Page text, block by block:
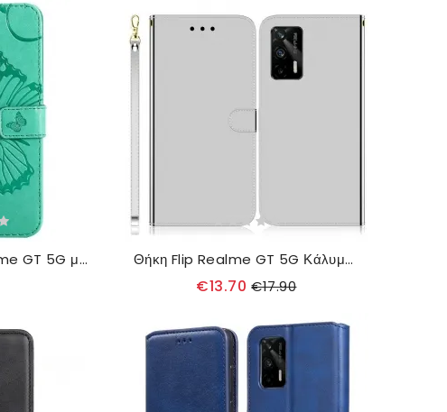
δερματινη θηκη Realme GT 5G με κορδονι Πεταλούδες Γιγάντιες Λουρίδες Θήκη Flip Realme GT 5G Κάλυμμα Καθρέφτη Από Συνθετικό Δέρμα
€13.70 €17.90